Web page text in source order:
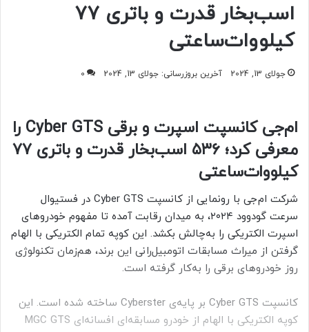
اسب‌بخار قدرت و باتری ۷۷
کیلووات‌ساعتی
جولای 13, 2024 آخرین بروزرسانی: جولای 13, 2024 0
ام‌جی کانسپت اسپرت و برقی Cyber GTS را
معرفی کرد؛ ۵۳۶ اسب‌بخار قدرت و باتری ۷۷
کیلووات‌ساعتی
شرکت ام‌جی با رونمایی از کانسپت Cyber GTS در فستیوال
سرعت گودوود ۲۰۲۴، به میدان رقابت آمده تا مفهوم خودروهای
اسپرت الکتریکی را به‌چالش بکشد. این کوپه تمام الکتریکی با الهام
گرفتن از میراث مسابقات اتومبیل‌رانی این برند، هم‌زمان تکنولوژی
روز خودروهای برقی را به‌کار گرفته است.
کانسپت Cyber GTS بر پایه‌ی Cyberster ساخته شده است. این
کوپه الکتریکی با الهام از خودرو مسابقه‌ای افسانه‌ای MGC GTS